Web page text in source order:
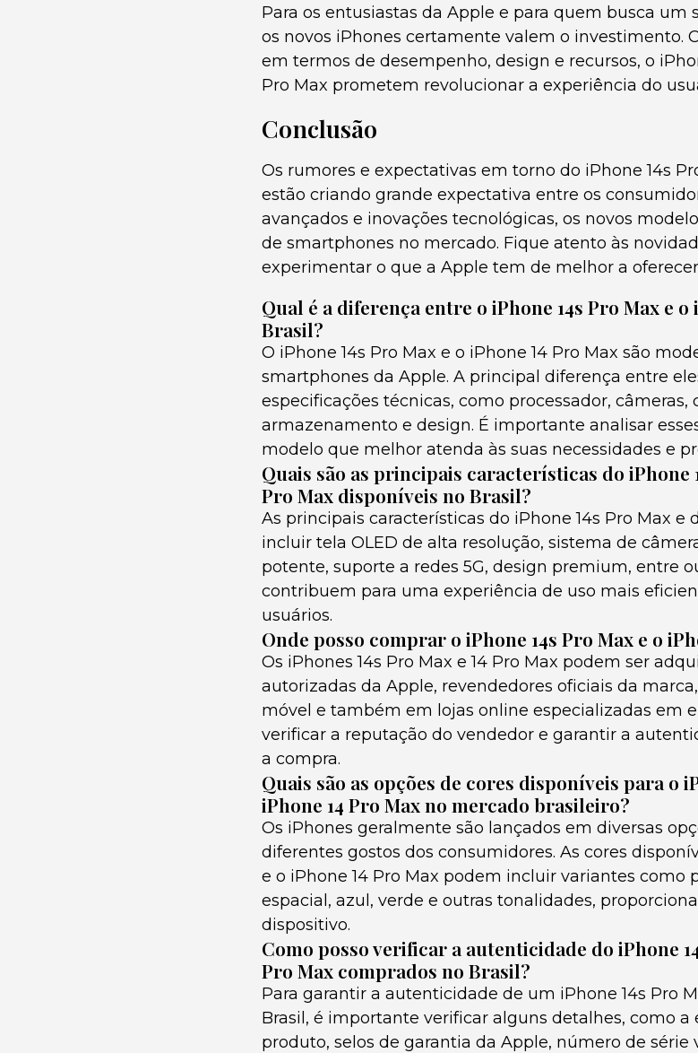
Para os entusiastas da Apple e para quem busca
os novos iPhones certamente valem o investimento.
em termos de desempenho, design e recursos, o
Pro Max prometem revolucionar a experiência do
Conclusão
Os rumores e expectativas em torno do iPhone 14s
estão criando grande expectativa entre os
avançados e inovações tecnológicas, os novos
de smartphones no mercado. Fique atento às
experimentar o que a Apple tem de melhor a
Qual é a diferença entre o iPhone 14s Pro Max e o
Brasil?
O iPhone 14s Pro Max e o iPhone 14 Pro Max são
smartphones da Apple. A principal diferença entre
especificações técnicas, como processador, câmeras,
armazenamento e design. É importante analisar
modelo que melhor atenda às suas necessidades e
Quais são as principais características do iPhone
Pro Max disponíveis no Brasil?
As principais características do iPhone 14s Pro Max e
incluir tela OLED de alta resolução, sistema de
potente, suporte a redes 5G, design premium, entre
contribuem para uma experiência de uso mais
usuários.
Onde posso comprar o iPhone 14s Pro Max e o
Os iPhones 14s Pro Max e 14 Pro Max podem ser
autorizadas da Apple, revendedores oficiais da
móvel e também em lojas online especializadas em
verificar a reputação do vendedor e garantir a
a compra.
Quais são as opções de cores disponíveis para o
iPhone 14 Pro Max no mercado brasileiro?
Os iPhones geralmente são lançados em diversas
diferentes gostos dos consumidores. As cores
e o iPhone 14 Pro Max podem incluir variantes como
espacial, azul, verde e outras tonalidades,
dispositivo.
Como posso verificar a autenticidade do iPhone
Pro Max comprados no Brasil?
Para garantir a autenticidade de um iPhone 14s Pro
Brasil, é importante verificar alguns detalhes, como
produto, selos de garantia da Apple, número de